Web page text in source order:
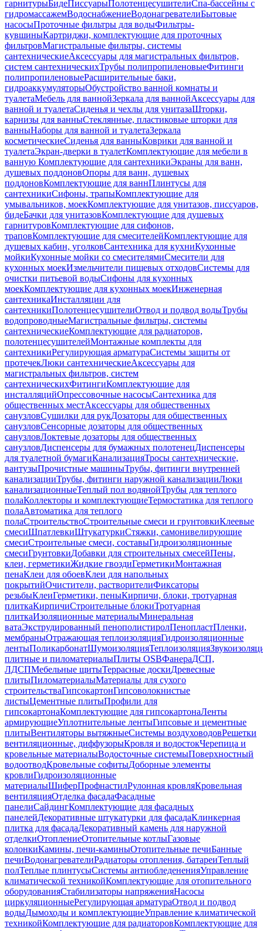
гарнитурыБидеПиссуарыПолотенцесушителиСпа-бассейны с
гидромассажемВодоснабжениеВодонагревателиБытовые
насосыПроточные фильтры для водыФильтры-
кувшиныКартриджи, комплектующие для проточных
фильтровМагистральные фильтры, системы
сантехническиеАксессуары для магистральных фильтров,
систем сантехническихТрубы полипропиленовыеФитинги
полипропиленовыеРасширительные баки,
гидроаккумуляторыОбустройство ванной комнаты и
туалетаМебель для ваннойЗеркала для ваннойАксессуары для
ванной и туалетаСиденья и чехлы для унитазаШторки,
карнизы для ванныСтеклянные, пластиковые шторки для
ванныНаборы для ванной и туалетаЗеркала
косметическиеСиденья для ванныКоврики для ванной и
туалетаЭкран-дверки в туалетКомплектующие для мебели в
ванную Комплектующие для сантехникиЭкраны для ванн,
душевых поддоновОпоры для ванн, душевых
поддоновКомплектующие для ваннПлинтусы для
сантехникиСифоны, трапыКомплектующие для
умывальников, моекКомплектующие для унитазов, писсуаров,
бидеБачки для унитазовКомплектующие для душевых
гарнитуровКомплектующие для сифонов,
траповКомплектующие для смесителейКомплектующие для
душевых кабин, уголковСантехника для кухниКухонные
мойкиКухонные мойки со смесителямиСмесители для
кухонных моекИзмельчители пищевых отходовСистемы для
очистки питьевой водыСифоны для кухонных
моекКомплектующие для кухонных моекИнженерная
сантехникаИнсталляции для
сантехникиПолотенцесушителиОтвод и подвод водыТрубы
водопроводныеМагистральные фильтры, системы
сантехническиеКомплектующие для радиаторов,
полотенцесушителейМонтажные комплекты для
сантехникиРегулирующая арматураСистемы защиты от
протечекЛюки сантехническиеАксессуары для
магистральных фильтров, систем
сантехническихФитингиКомплектующие для
инсталляцийОпрессовочные насосыСантехника для
общественных местАксессуары для общественных
санузловСушилки для рукДозаторы для общественных
санузловСенсорные дозаторы для общественных
санузловЛоктевые дозаторы для общественных
санузловДиспенсеры для бумажных полотенецДиспенсеры
для туалетной бумагиКанализацияТросы сантехнические,
вантузыПрочистные машиныТрубы, фитинги внутренней
канализацииТрубы, фитинги наружной канализацииЛюки
канализационныеТеплый пол водянойТрубы для теплого
полаКоллекторы и комплектующиеТермостатика для теплого
полаАвтоматика для теплого
полаСтроительствоСтроительные смеси и грунтовкиКлеевые
смесиШпатлевкиШтукатуркиСтяжки, самонивелирующие
смесиСтроительные смеси, составыГидроизоляционные
смесиГрунтовкиДобавки для строительных смесейПены,
клеи, герметикиЖидкие гвоздиГерметикиМонтажная
пенаКлеи для обоевКлеи для напольных
покрытийОчистители, растворителиФиксаторы
резьбыКлеиГерметики, пеныКирпичи, блоки, тротуарная
плиткаКирпичиСтроительные блокиТротуарная
плиткаИзоляционные материалыМинеральная
ватаЭкструдированный пенополистиролПенопластПленки,
мембраныОтражающая теплоизоляцияГидроизоляционные
лентыПоликарбонатШумоизоляцияТеплоизоляция
плитные и пиломатериалыПлиты OSBФанераДСП,
ЛДСПМебельные щитыТеррасные доскиДревесные
плитыПиломатериалыМатериалы для сухого
строительстваГипсокартонГипсоволокнистые
листыЦементные плитыПрофили для
гипсокартонаКомплектующие для гипсокартонаЛенты
армирующиеУплотнительные лентыГипсовые и цементные
плитыВентиляторы вытяжныеСистемы воздуховодовРешетки
вентиляционные, диффузорыКровля и водостокЧерепица и
кровельные материалыВодосточные системыПоверхностный
водоотводКровельные софитыДоборные элементы
кровлиГидроизоляционные
материалыШиферПрофнастилРулонная кровляКровельная
вентиляцияОтделка фасадаФасадные
панелиСайдингКомплектующие для фасадных
панелейДекоративные штукатурки для фасадаКлинкерная
плитка для фасадаДекоративный камень для наружной
отделкиОтоплениеОтопительные котлыГазовые
колонкиКамины, печи-каминыОтопительные печиБанные
печиВодонагревателиРадиаторы отопления, батареиТеплый
полТеплые плинтусыСистемы антиобледененияУправление
климатической техникойКомплектующие для отопительного
оборудованияСтабилизаторы напряженияНасосы
циркуляционныеРегулирующая арматураОтвод и подвод
водыДымоходы и комплектующиеУправление климатической
техникойКомплектующие для радиаторовКомплектующие для